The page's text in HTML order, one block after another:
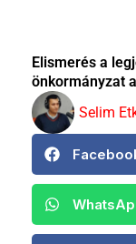
Elismerés a
önkormányzat
Selim